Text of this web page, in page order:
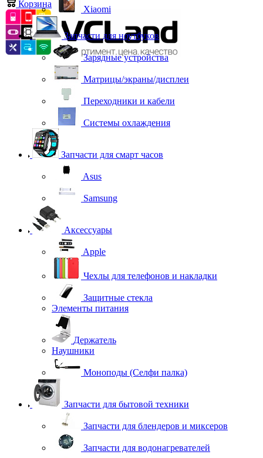
Корзина
Xiaomi
Запчасти для ноутбуков
Зарядные устройства
Матрицы/экраны/дисплеи
Переходники и кабели
Системы охлаждения
Запчасти для смарт часов
Asus
Samsung
Аксессуары
Apple
Чехлы для телефонов и накладки
Защитные стекла
Элементы питания
Держатель
Наушники
Моноподы (Селфи палка)
Запчасти для бытовой техники
Запчасти для блендеров и миксеров
Запчасти для водонагревателей